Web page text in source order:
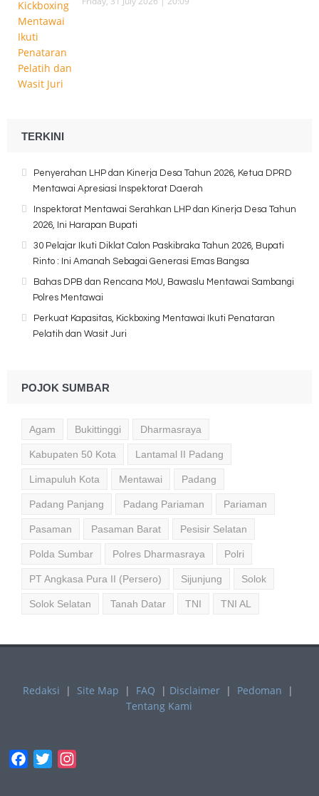
TERKINI
Penyerahan LHP dan Kinerja Desa Tahun 2026, Ketua DPRD
Mentawai Apresiasi Inspektorat Daerah
Inspektorat Mentawai Serahkan LHP dan Kinerja Desa Tahun
2026, Ini Harapan Bupati
30 Pelajar Ikuti Diklat Calon Paskibraka Tahun 2026, Bupati
Rinto : Ini Amanah Sebagai Generasi Emas Bangsa
Bahas DPB dan Rencana MoU, Bawaslu Mentawai Sambangi
Polres Mentawai
Perkuat Kapasitas, Kickboxing Mentawai Ikuti Penataran
Pelatih dan Wasit Juri
POJOK SUMBAR
Agam Bukittinggi Dharmasraya
Kabupaten 50 Kota Lantamal II Padang
Limapuluh Kota Mentawai Padang
Padang Panjang Padang Pariaman Pariaman
Pasaman Pasaman Barat Pesisir Selatan
Polda Sumbar Polres Dharmasraya Polri
PT Angkasa Pura II (Persero) Sijunjung Solok
Solok Selatan Tanah Datar TNI TNI AL
Redaksi | Site Map | FAQ | Disclaimer| Pedoman |
Tentang Kami
Facebook
Twitter